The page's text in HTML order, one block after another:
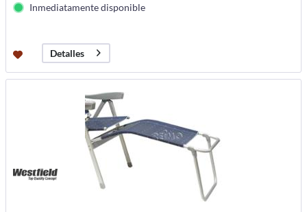
Inmediatamente disponible
Detalles